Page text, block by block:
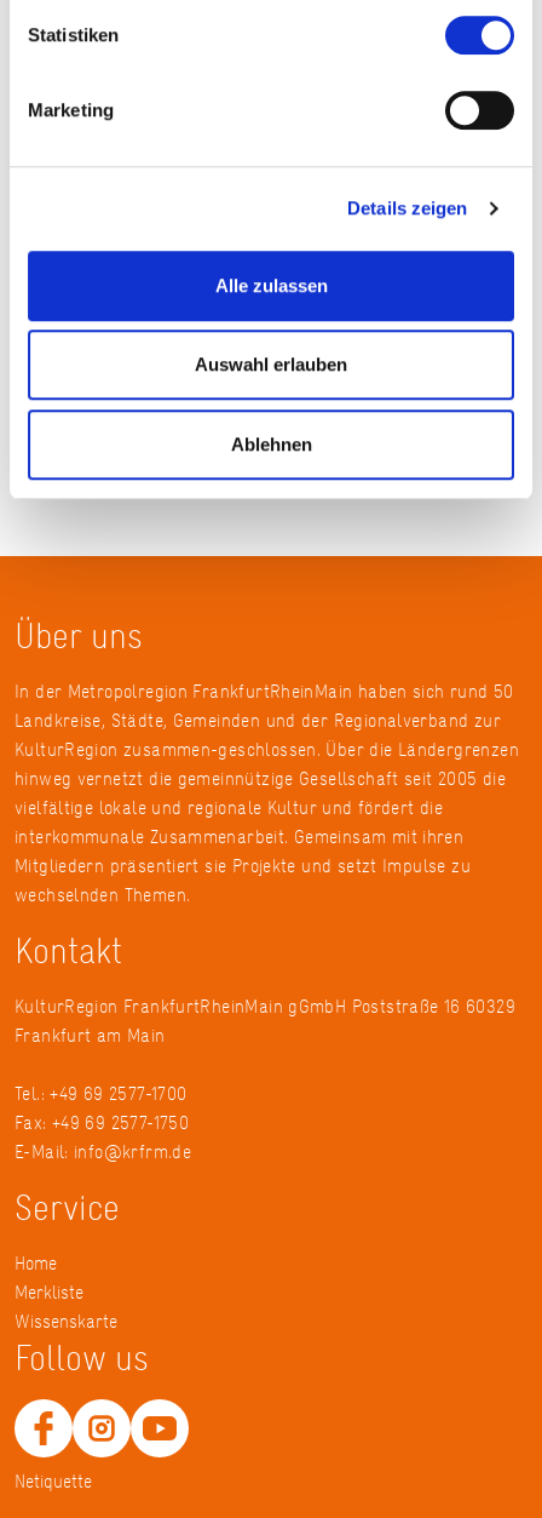
Statistiken
Marketing
Details zeigen
Alle zulassen
Auswahl erlauben
Ablehnen
Ort und Anfahrt
Über uns
In der Metropolregion FrankfurtRheinMain haben sich rund 50
Landkreise, Städte, Gemeinden und der Regionalverband zur
KulturRegion zusammen-geschlossen. Über die Ländergrenzen
hinweg vernetzt die gemeinnützige Gesellschaft seit 2005 die
vielfältige lokale und regionale Kultur und fördert die
interkommunale Zusammenarbeit. Gemeinsam mit ihren
Mitgliedern präsentiert sie Projekte und setzt Impulse zu
wechselnden Themen.
Kontakt
KulturRegion FrankfurtRheinMain gGmbH Poststraße 16 60329
Frankfurt am Main
Tel.: +49 69 2577-1700
Fax: +49 69 2577-1750
E-Mail: info@krfrm.de
Service
Home
Merkliste
Wissenskarte
Follow us
Netiquette